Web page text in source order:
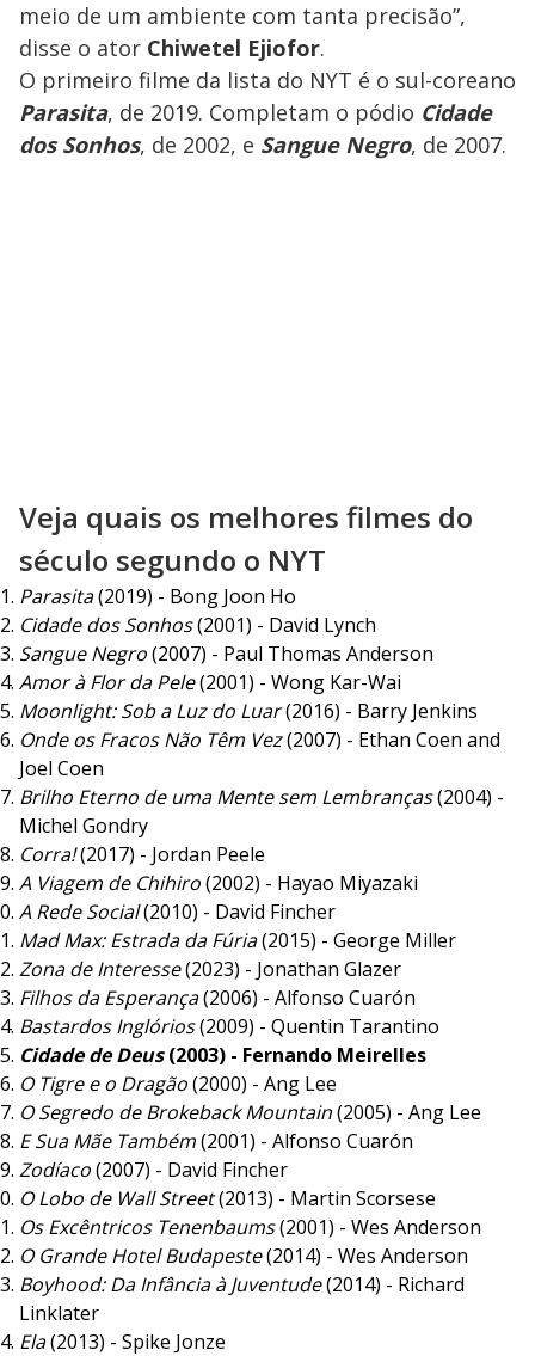
meio de um ambiente com tanta precisão”,
disse o ator Chiwetel Ejiofor.
O primeiro filme da lista do NYT é o sul-coreano
Parasita, de 2019. Completam o pódio Cidade
dos Sonhos, de 2002, e Sangue Negro, de 2007.
Veja quais os melhores filmes do
século segundo o NYT
Parasita(2019) - Bong Joon Ho
Cidade dos Sonhos(2001) - David Lynch
Sangue Negro(2007) - Paul Thomas Anderson
Amor à Flor da Pele(2001) - Wong Kar-Wai
Moonlight: Sob a Luz do Luar(2016) - Barry Jenkins
Onde os Fracos Não Têm Vez(2007) - Ethan Coen and
Joel Coen
Brilho Eterno de uma Mente sem Lembranças(2004) -
Michel Gondry
Corra!(2017) - Jordan Peele
A Viagem de Chihiro(2002) - Hayao Miyazaki
A Rede Social(2010) - David Fincher
Mad Max: Estrada da Fúria(2015) - George Miller
Zona de Interesse(2023) - Jonathan Glazer
Filhos da Esperança(2006) - Alfonso Cuarón
Bastardos Inglórios(2009) - Quentin Tarantino
Cidade de Deus(2003) - Fernando Meirelles
O Tigre e o Dragão(2000) - Ang Lee
O Segredo de Brokeback Mountain(2005) - Ang Lee
E Sua Mãe Também(2001) - Alfonso Cuarón
Zodíaco(2007) - David Fincher
O Lobo de Wall Street(2013) - Martin Scorsese
Os Excêntricos Tenenbaums(2001) - Wes Anderson
O Grande Hotel Budapeste(2014) - Wes Anderson
Boyhood: Da Infância à Juventude(2014) - Richard
Linklater
Ela(2013) - Spike Jonze